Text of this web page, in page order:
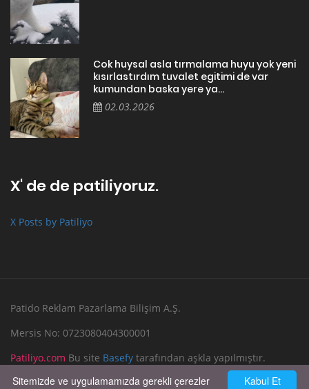
Cok huysal asla tırmalama huyu yok yeni
kısırlastırdım tuvalet egitimi de var
kumundan baska yere ya...
02.03.2026
X' de de patiliyoruz.
X Posts by Patiliyo
Patido Reklam Pazarlama Bilişim A.Ş.
Mersis No: 0723080404300001
Patiliyo.com Bu site Basefy tarafından aşkla yapılmıştır.
Reklam Verin
Bize Yazın
Kabul Et
Sitemizde ve uygulamamızda gerekli çerezler